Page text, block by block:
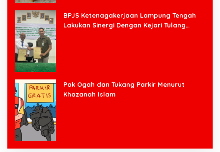
BPJS Ketenagakerjaan Lampung Tengah
Lakukan Sinergi Dengan Kejari Tulang
Pak Ogah dan Tukang Parkir Menurut
Khazanah Islam